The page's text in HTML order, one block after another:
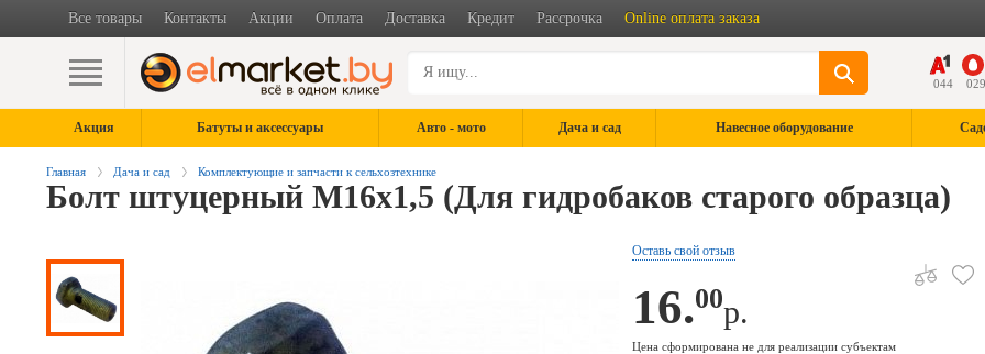
Все товары Контакты Акции Оплата Доставка Кредит Рассрочка Online оплата заказа
044 029
Акция Батуты и аксессуары Авто - мото Дача и сад Навесное оборудование
Главная Дача и сад Комплектующие и запчасти к сельхозтехнике
Болт штуцерный М16х1,5 (Для гидробаков старого образца)
Оставь свой отзыв
16.00р.
Цена сформирована не для реализации субъектам